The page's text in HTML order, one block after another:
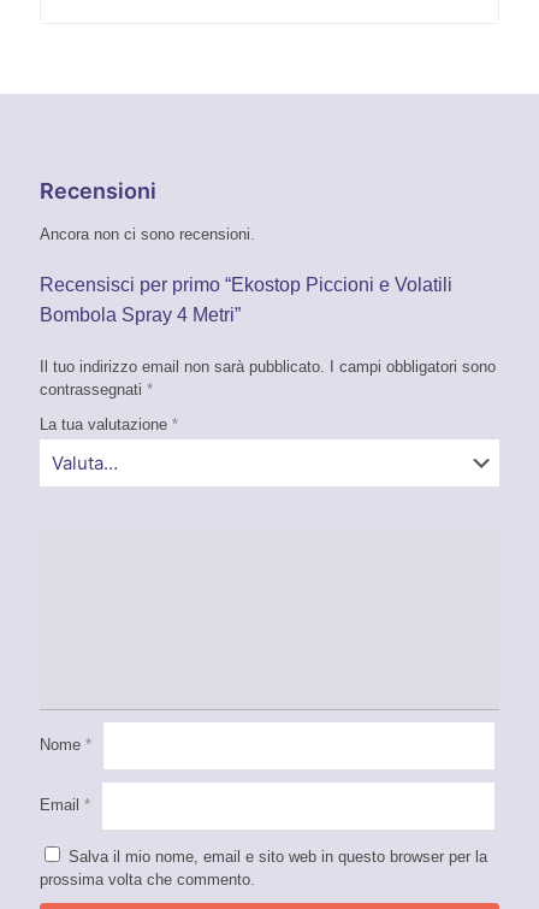
Recensioni
Ancora non ci sono recensioni.
Recensisci per primo “Ekostop Piccioni e Volatili
Bombola Spray 4 Metri”
Il tuo indirizzo email non sarà pubblicato.
I campi obbligatori sono
contrassegnati *
La tua valutazione *
Nome *
Email *
Salva il mio nome, email e sito web in questo browser per la
prossima volta che commento.